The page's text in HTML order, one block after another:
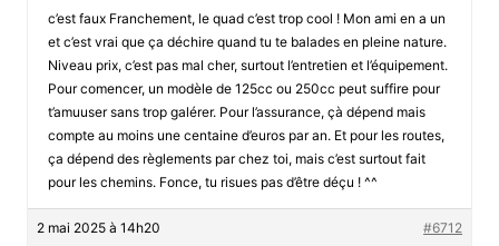
c’est faux Franchement, le quad c’est trop cool ! Mon ami en a un
et c’est vrai que ça déchire quand tu te balades en pleine nature.
Niveau prix, c’est pas mal cher, surtout l’entretien et l’équipement.
Pour comencer, un modèle de 125cc ou 250cc peut suffire pour
t’amuuser sans trop galérer. Pour l’assurance, çà dépend mais
compte au moins une centaine d’euros par an. Et pour les routes,
ça dépend des règlements par chez toi, mais c’est surtout fait
pour les chemins. Fonce, tu risues pas d’être déçu ! ^^
2 mai 2025 à 14h20 #6712